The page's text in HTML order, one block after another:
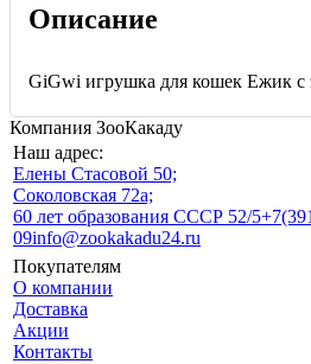
Описание
GiGwi игрушка для кошек Ежик
Компания ЗооКакаду
Наш адрес:
Eлены Стасовой 50;
Соколовская 72а;
60 лет образования СССР 52/5
09info@zookakadu24.ru
Покупателям
О компании
Доставка
Акции
Контакты